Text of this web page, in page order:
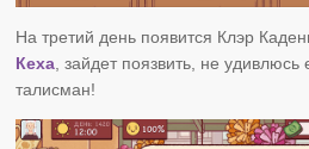
На третий день появится Клэр
Кеха, зайдет поязвить, не удивлюсь
талисман!